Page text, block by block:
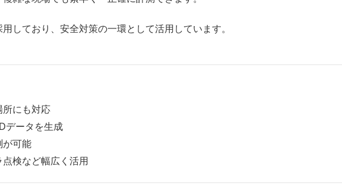
しており、安全対策の一環として活用しています。
にも対応
データを生成
可能
検など幅広く活用